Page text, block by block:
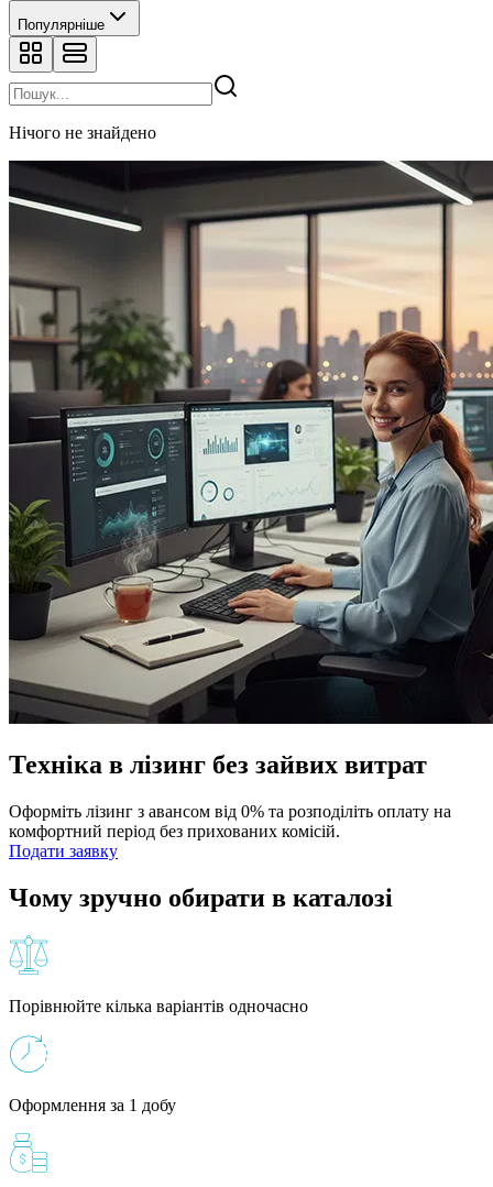
Популярніше
Нічого не знайдено
Техніка в лізинг без зайвих витрат
Оформіть лізинг з авансом від 0% та розподіліть оплату на
комфортний період без прихованих комісій.
Подати заявку
Чому зручно обирати в каталозі
Порівнюйте кілька варіантів одночасно
Оформлення за 1 добу